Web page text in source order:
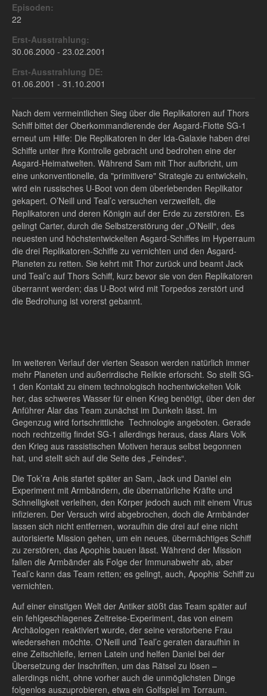
Episoden:
22
Erst-Ausstrahlung:
30.06.2000 - 23.02.2001
Erst-Ausstrahlung DE:
01.06.2001 - 31.10.2001
Nach dem vermeintlichen Sieg über die Replikatoren auf Thors
Schiff bittet der Oberkommandierende der Asgard-Flotte SG-1
erneut um Hilfe: Die Replikatoren in der Ida-Galaxie haben drei
Schiffe unter ihre Kontrolle gebracht und bedrohen eine der
Asgard-Heimatwelten. Während Sam mit Thor aufbricht, um
eine unkonventionelle, da "primitivere" Strategie zu entwickeln,
wird ein russisches U-Boot von dem überlebenden Replikator
gekapert. O’Neill und Teal’c versuchen verzweifelt, die
Replikatoren und deren Königin auf der Erde zu zerstören. Es
gelingt Carter, durch die Selbstzerstörung der „O’Neill“, des
neuesten und höchstentwickelten Asgard-Schiffes im Hyperraum
die drei Replikatoren-Schiffe zu vernichten und den Asgard-
Planeten zu retten. Sie kehrt mit Thor zurück und beamt Jack
und Teal’c auf Thors Schiff, kurz bevor sie von den Replikatoren
überrannt werden; das U-Boot wird mit Torpedos zerstört und
die Bedrohung ist vorerst gebannt.
Im weiteren Verlauf der vierten Season werden natürlich immer
mehr Planeten und außerirdische Relikte erforscht. So stellt SG-
1 den Kontakt zu einem technologisch hochentwickelten Volk
her, das schweres Wasser für einen Krieg benötigt, über den der
Anführer Alar das Team zunächst im Dunkeln lässt. Im
Gegenzug wird fortschrittliche Technologie angeboten. Gerade
noch rechtzeitig findet SG-1 allerdings heraus, dass Alars Volk
den Krieg aus rassistischen Motiven heraus selbst begonnen
hat, und stellt sich auf die Seite des „Feindes“.
Die Tok’ra Anis startet später an Sam, Jack und Daniel ein
Experiment mit Armbändern, die übernatürliche Kräfte und
Schnelligkeit verleihen, den Körper jedoch auch mit einem Virus
infizieren. Der Versuch wird abgebrochen, doch die Armbänder
lassen sich nicht entfernen, woraufhin die drei auf eine nicht
autorisierte Mission gehen, um ein neues, übermächtiges Schiff
zu zerstören, das Apophis bauen lässt. Während der Mission
fallen die Armbänder als Folge der Immunabwehr ab, aber
Teal’c kann das Team retten; es gelingt, auch, Apophis‘ Schiff zu
vernichten.
Auf einer einstigen Welt der Antiker stößt das Team später auf
ein fehlgeschlagenes Zeitreise-Experiment, das von einem
Archäologen reaktiviert wurde, der seine verstorbene Frau
wiedersehen möchte. O’Neill und Teal’c geraten daraufhin in
eine Zeitschleife, lernen Latein und helfen Daniel bei der
Übersetzung der Inschriften, um das Rätsel zu lösen –
allerdings nicht, ohne vorher auch die unmöglichsten Dinge
folgenlos auszuprobieren, etwa ein Golfspiel im Torraum.